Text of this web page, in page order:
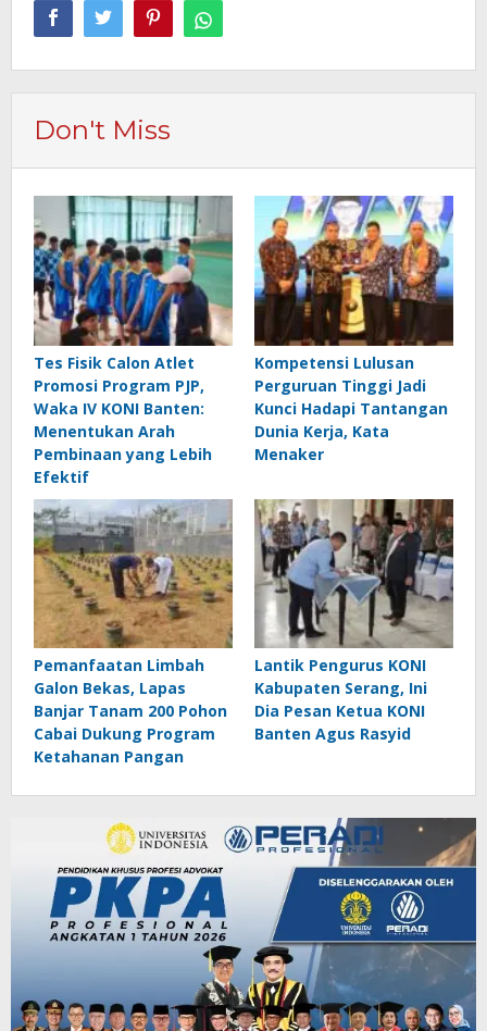
Don't Miss
Tes Fisik Calon Atlet
Promosi Program PJP,
Waka IV KONI Banten:
Menentukan Arah
Pembinaan yang Lebih
Efektif
Kompetensi Lulusan
Perguruan Tinggi Jadi
Kunci Hadapi Tantangan
Dunia Kerja, Kata
Menaker
Pemanfaatan Limbah
Galon Bekas, Lapas
Banjar Tanam 200 Pohon
Cabai Dukung Program
Ketahanan Pangan
Lantik Pengurus KONI
Kabupaten Serang, Ini
Dia Pesan Ketua KONI
Banten Agus Rasyid